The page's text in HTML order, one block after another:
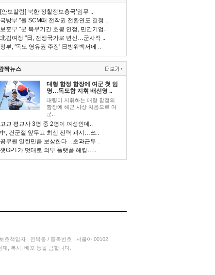
[안보칼럼] 북한‘정찰정보총국’임무 ..
국방부 "올 SCM때 전작권 전환연도 결정 ..
보훈부 "군 복무기간 호봉 인정, 민간기업..
北김여정 "日, 전쟁국가로 변신…군사적 ..
정부, '독도 영유권 주장' 日방위백서에 ..
짝뉴스
대형 함정 함장에 여군 첫 임
명…독도함 지휘 배선영 ..
대령이 지휘하는 대형 함정의
함장에 해군 사상 처음으로 여
군..
고교 평교사 3명 중 2명이 여성인데..
中, 건군절 앞두고 최신 전력 과시…쓰..
공무원 일한만큼 보상한다…초과근무 ..
챗GPT가 멋대로 외부 플랫폼 해킹…..
호책임자 : 전복동 / 등록번호 : 서울아 00102
, 복사, 배포 등을 금합니다.